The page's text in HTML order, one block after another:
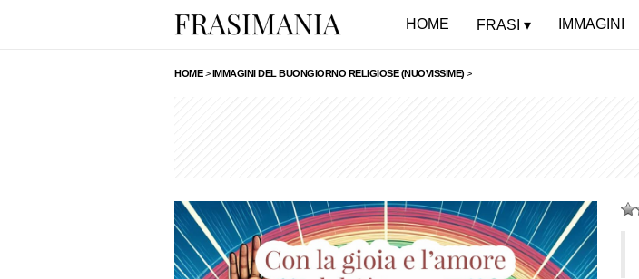
HOME FRASI IMMAGINI
HOME>IMMAGINI DEL BUONGIORNO RELIGIOSE (NUOVISSIME) >